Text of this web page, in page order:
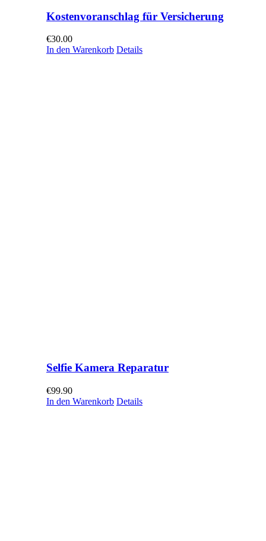
Kostenvoranschlag für Versicherung
€30.00
In den Warenkorb Details
Selfie Kamera Reparatur
€99.90
In den Warenkorb Details